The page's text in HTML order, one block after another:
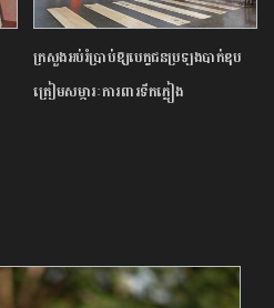
ក្រសួង​អប់រំ​ប្រាប់​ឱ្យ​បេក្ខជន​ប្រឡង​បាក់ឌុប​
ត្រៀម​សម្ភារៈ​ការពារ​ទឹកភ្លៀង​